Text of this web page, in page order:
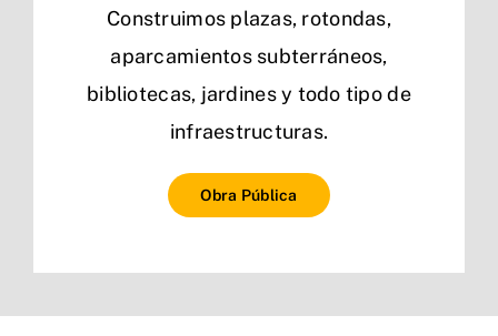
Construimos plazas, rotondas,
aparcamientos subterráneos,
bibliotecas, jardines y todo tipo de
infraestructuras.
Obra Pública